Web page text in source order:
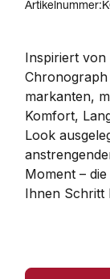
Artikelnummer:
Inspiriert von
markanten,
Komfort,
Look
Moment –
Ihnen Schritt